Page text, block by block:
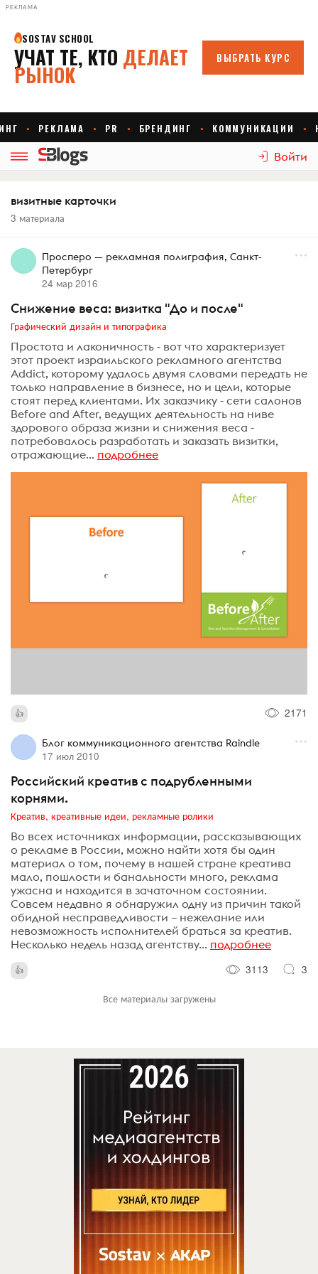
РЕКЛАМА
Войти
визитные карточки
3 материала
Просперо — рекламная полиграфия, Санкт-
Петербург
24 мар 2016
Снижение веса: визитка "До и после"
Графический дизайн и типографика
Простота и лаконичность - вот что характеризует
этот проект израильского рекламного агентства
Addict, которому удалось двумя словами передать не
только направление в бизнесе, но и цели, которые
стоят перед клиентами. Их заказчику - сети салонов
Before and After, ведущих деятельность на ниве
здорового образа жизни и снижения веса -
потребовалось разработать и заказать визитки,
отражающие... подробнее
2171
Блог коммуникационного агентства Raindle
17 июл 2010
Российский креатив с подрубленными
корнями.
Креатив, креативные идеи, рекламные ролики
Во всех источниках информации, рассказывающих
о рекламе в России, можно найти хотя бы один
материал о том, почему в нашей стране креатива
мало, пошлости и банальности много, реклама
ужасна и находится в зачаточном состоянии.
Совсем недавно я обнаружил одну из причин такой
обидной несправедливости – нежелание или
невозможность исполнителей браться за креатив.
Несколько недель назад агентству... подробнее
3113
3
Все материалы загружены